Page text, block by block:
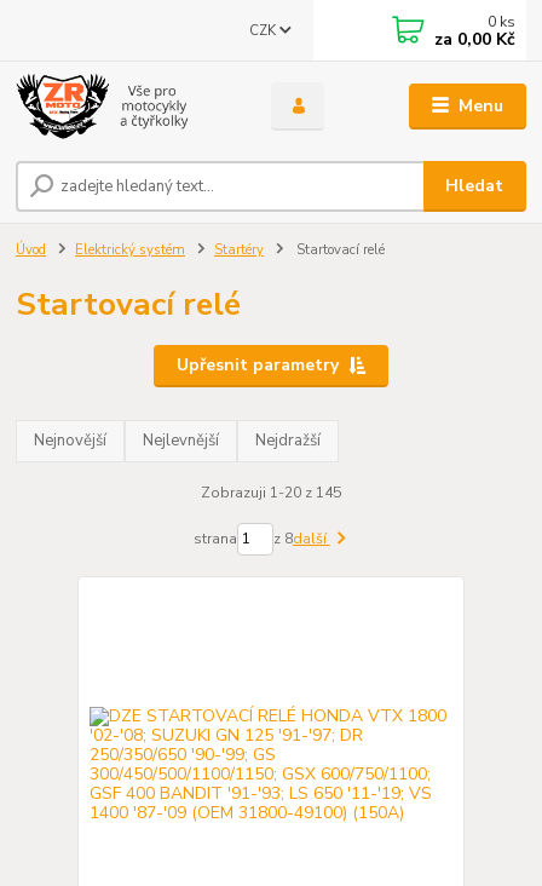
Menu
CZK
Hledat
0 ks
za 0,00 Kč
Úvod Elektrický systém Startéry Startovací relé
Startovací relé
Upřesnit parametry
Nejnovější Nejlevnější Nejdražší
Zobrazuji 1-20 z 145
strana z 8další